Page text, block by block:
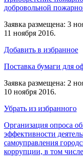
добровольной
Заявка размещена: 3
11 ноября 2016.
Добавить в избранное
Поставка бумаги для
Заявка размещена: 2
10 ноября 2016.
Убрать из избранного
Организация опроса
эффективности
самоуправления
коррупции, в том